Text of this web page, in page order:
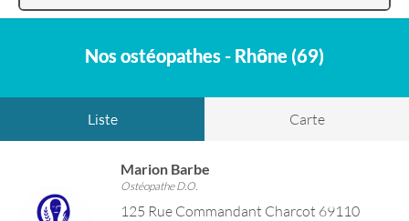
Nos ostéopathes - Rhône (69)
Liste Carte
Marion Barbe
Ostéopathe D.O.
125 Rue Commandant Charcot 69110